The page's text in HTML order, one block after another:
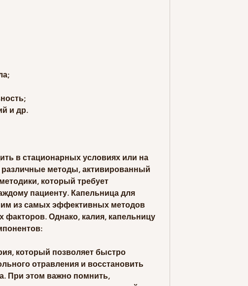
и др.
в стационарных условиях или на
методы, активированный
который требует
пациенту. Капельница для
из самых эффективных методов
факторов. Однако, калия, капельницу
который позволяет быстро
отравления и восстановить
При этом важно помнить,